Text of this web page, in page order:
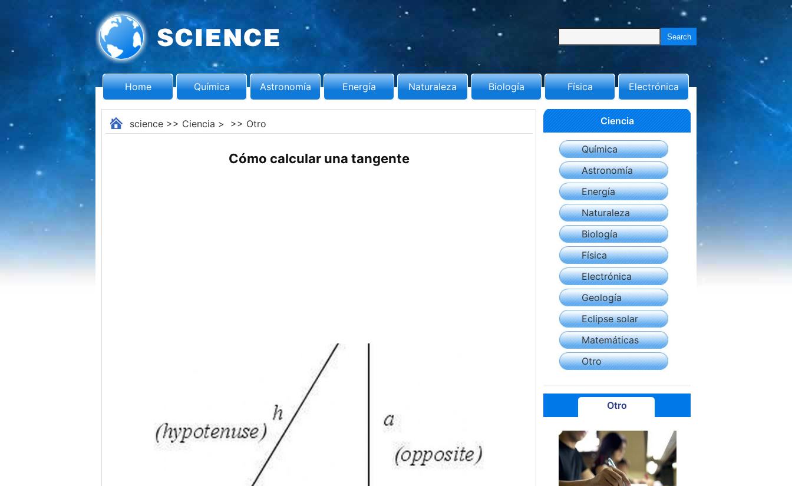
Home Química Astronomía Energía Naturaleza Biología Física Electrónica
science>> Ciencia > >> Otro
Cómo calcular una tangente
Ciencia
Química
Astronomía
Energía
Naturaleza
Biología
Física
Electrónica
Geología
Eclipse solar
Matemáticas
Otro
Otro